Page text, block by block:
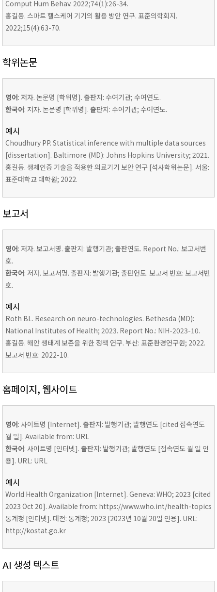
Comput Hum Behav. 2022;74(1):26-34.
홍길동. 스마트 헬스케어 기기의 활용 방안 연구. 표준의학회지.
2022;15(4):63-70.
학위논문
영어: 저자. 논문명 [학위명]. 출판지: 수여기관; 수여연도.
한국어: 저자. 논문명 [학위명]. 출판지: 수여기관; 수여연도.
예시
Choudhury PP. Statistical inference with multiple data sources
[dissertation]. Baltimore (MD): Johns Hopkins University; 2021.
홍길동. 생체인증 기술을 적용한 의료기기 보안 연구 [석사학위논문]. 서울:
표준대학교 대학원; 2022.
보고서
영어: 저자. 보고서명. 출판지: 발행기관; 출판연도. Report No.: 보고서번
호.
한국어: 저자. 보고서명. 출판지: 발행기관; 출판연도. 보고서 번호: 보고서번
호.
예시
Roth BL. Research on neuro-technologies. Bethesda (MD):
National Institutes of Health; 2023. Report No.: NIH-2023-10.
홍길동. 해안 생태계 보존을 위한 정책 연구. 부산: 표준환경연구원; 2022.
보고서 번호: 2022-10.
홈페이지, 웹사이트
영어: 사이트명 [Internet]. 출판지: 발행기관; 발행연도 [cited 접속연도
월 일]. Available from: URL
한국어: 사이트명 [인터넷]. 출판지: 발행기관; 발행연도 [접속연도 월 일 인
용]. URL: URL
예시
World Health Organization [Internet]. Geneva: WHO; 2023 [cited
2023 Oct 20]. Available from: https://www.who.int/health-topics
통계청 [인터넷]. 대전: 통계청; 2023 [2023년 10월 20일 인용]. URL:
http://kostat.go.kr
AI 생성 텍스트